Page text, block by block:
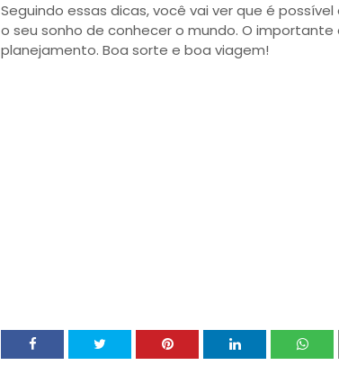
Seguindo essas dicas, você vai ver que é
o seu sonho de conhecer o mundo. O importante
planejamento. Boa sorte e boa viagem!